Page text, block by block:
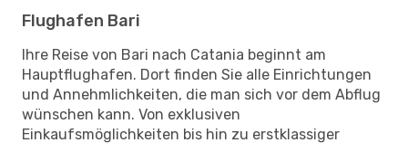
Flughafen Bari
Ihre Reise von Bari nach Catania beginnt am
Hauptflughafen. Dort finden Sie alle Einrichtungen
und Annehmlichkeiten, die man sich vor dem Abflug
wünschen kann. Von exklusiven
Einkaufsmöglichkeiten bis hin zu erstklassiger